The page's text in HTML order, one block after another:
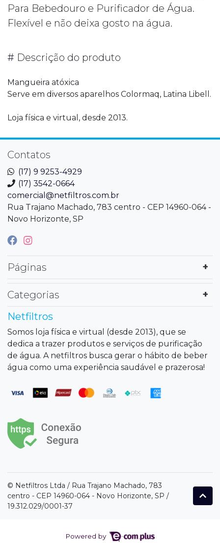
Para Bebedouro e Purificador de Água.
Flexível e não deixa gosto na água.
# Descrição do produto
Mangueira atóxica
Serve em diversos aparelhos Colormaq, Latina Libell.
Loja física e virtual, desde 2013.
Contatos
(17) 9 9253-4929
(17) 3542-0664
comercial@netfiltros.com.br
Rua Trajano Machado, 783 centro - CEP 14960-064 -
Novo Horizonte, SP
Páginas
Categorias
Netfiltros
Somos loja física e virtual (desde 2013), que se
dedica a trazer produtos e serviços de purificação
de água. A netfiltros busca gerar o hábito de beber
água como uma experiência saudável e prazerosa!
© Netfiltros Ltda / Rua Trajano Machado, 783
centro - CEP 14960-064 - Novo Horizonte, SP /
19.312.029/0001-37
Powered by